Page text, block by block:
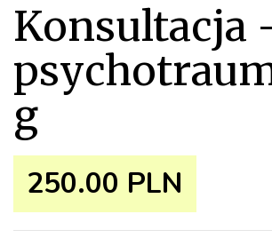
Konsultacja
g
250.00 PLN